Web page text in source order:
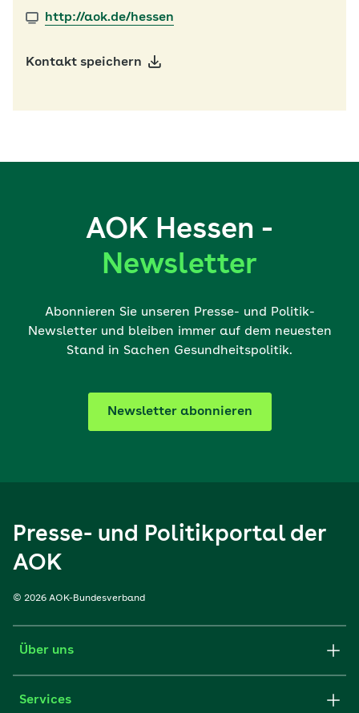
http://aok.de/hessen
Kontakt speichern
AOK Hessen -
Newsletter
Abonnieren Sie unseren Presse- und Politik-
Newsletter und bleiben immer auf dem neuesten
Stand in Sachen Gesundheitspolitik.
Newsletter abonnieren
Presse- und Politikportal der
AOK
© 2026 AOK-Bundesverband
Über uns
Services